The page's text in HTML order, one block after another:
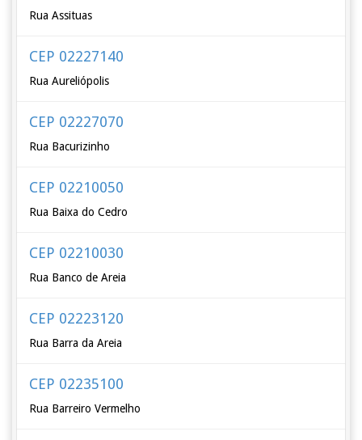
Rua Assituas
CEP 02227140
Rua Aureliópolis
CEP 02227070
Rua Bacurizinho
CEP 02210050
Rua Baixa do Cedro
CEP 02210030
Rua Banco de Areia
CEP 02223120
Rua Barra da Areia
CEP 02235100
Rua Barreiro Vermelho